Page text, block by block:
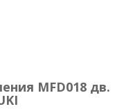
MFD018 дв.